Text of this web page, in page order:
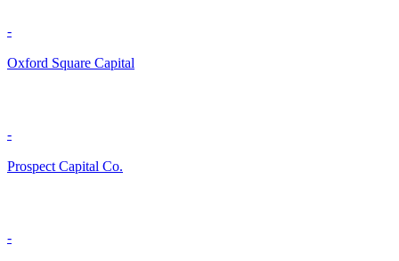
-
Oxford Square Capital
-
Prospect Capital Co.
-